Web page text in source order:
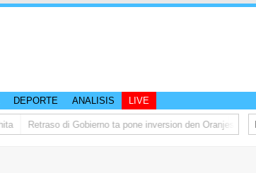
DEPORTE ANALISIS LIVE
Retraso di Gobierno ta pone inversion den Oranjestad na